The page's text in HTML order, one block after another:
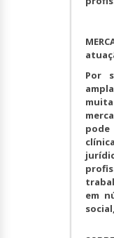
Por
pode
em